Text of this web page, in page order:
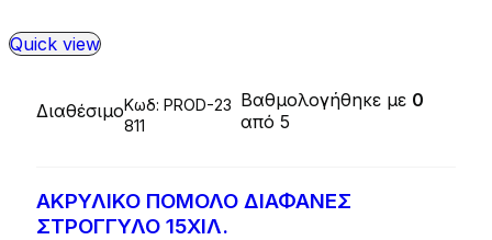
Quick view
ΔιαθέσιμοΚωδ: PROD-23
811
Βαθμολογήθηκε με 0
από 5
ΑΚΡΥΛΙΚΟ ΠΟΜΟΛΟ ΔΙΑΦΑΝΕΣ
ΣΤΡΟΓΓΥΛΟ 15ΧΙΛ.